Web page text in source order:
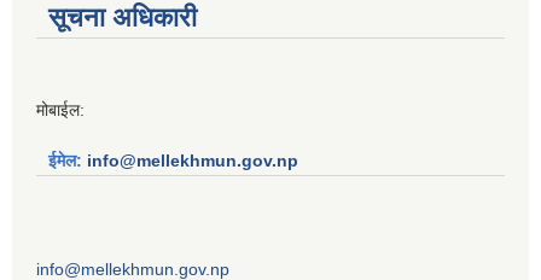
सूचना अधिकारी
मोबाईल:
ईमेल: info@mellekhmun.gov.np
info@mellekhmun.gov.np